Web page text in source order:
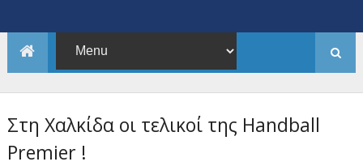
Στη Χαλκίδα οι τελικοί της Handball
Premier !